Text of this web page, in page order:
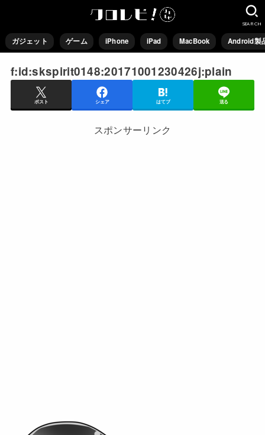
ガジェット ゲーム iPhone iPad MacBook Android製
SEARCH
f:id:skspirit0148:20171001230426j:plain
ポスト シェア はてブ 送る
スポンサーリンク